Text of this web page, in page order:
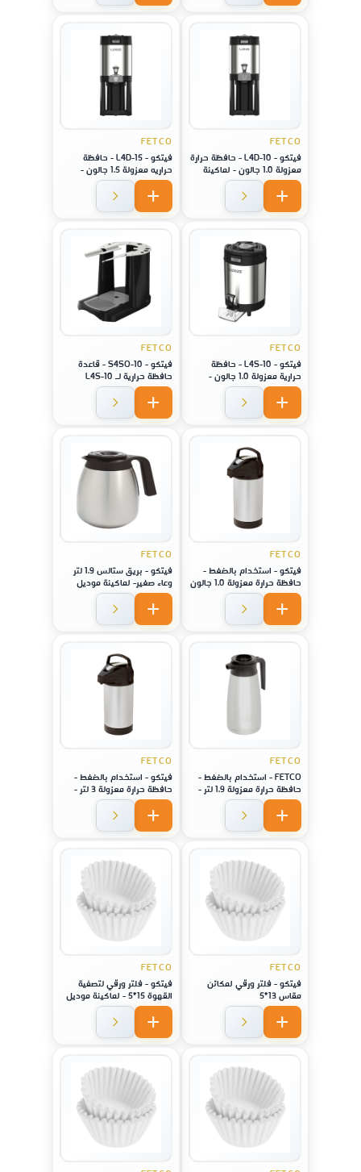
FETCO
فيتكو - L4D-10 - حافظة حرارة
معزولة 1.0 جالون - لماكينة
موديل XTS-2141
FETCO
فيتكو - L4D-15 - حافظة
حراريه معزولة 1.5 جالون -
لماكينة موديل XTS-2151
FETCO
فيتكو - L4S-10 - حافظة
حرارية معزولة 1.0 جالون -
لماكينة موديل XTS-2141 /
2131 / 2111
FETCO
فيتكو - S4SO-10 - قاعدة
حافظة حرارية لـ L4S-10
2111
FETCO
فيتكو - استخدام بالضغط -
حافظة حرارة معزولة 1.0 جالون
FETCO
فيتكو - بريق ستالس 1.9 لتر
وعاء صغير- لماكينة موديل
2121
FETCO
FETCO - استخدام بالضغط -
حافظة حرارة معزولة 1.9 لتر -
لماكينة موديل 1221
FETCO
فيتكو - استخدام بالضغط -
حافظة حرارة معزولة 3 لتر -
لماكينة موديل 1221
FETCO
فيتكو - فلتر ورقي لمكائن
مقاس 13*5
FETCO
فيتكو - فلتر ورقي لتصفية
القهوة 15*5 - لماكينة موديل
2111/ 1151 / CBS 51H-15